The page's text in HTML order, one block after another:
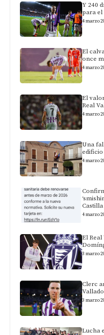
Y 240
para el
4 marzo
El
once
4 marzo
El
Real
4 marzo
Una
edificio
4 marzo
4 marzo
El
3 marzo
Clerc
3 marzo
Lucha